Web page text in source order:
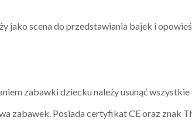
jako scena do przedstawiania bajek i
zabawki dziecku należy usunąć
zabawek. Posiada certyfikat CE oraz znak